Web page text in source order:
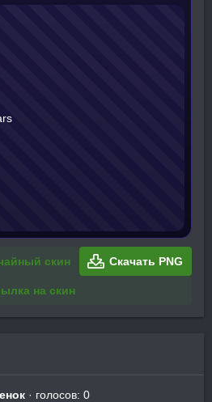
скин Скачать PNG
на скин
· голосов: 0